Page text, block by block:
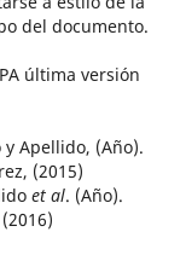
del documento.
última versión
Apellido, (Año).
(2015)
et al. (Año).